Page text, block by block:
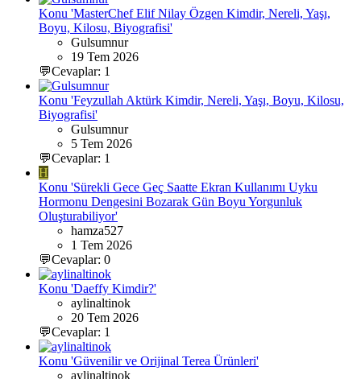
Konu 'MasterChef Elif Nilay Özgen Kimdir, Nereli, Yaşı,
Boyu, Kilosu, Biyografisi'
Gulsumnur
19 Tem 2026
💬Cevaplar: 1
Konu 'Feyzullah Aktürk Kimdir, Nereli, Yaşı, Boyu, Kilosu,
Biyografisi'
Gulsumnur
5 Tem 2026
💬Cevaplar: 1
H
Konu 'Sürekli Gece Geç Saatte Ekran Kullanımı Uyku
Hormonu Dengesini Bozarak Gün Boyu Yorgunluk
Oluşturabiliyor'
hamza527
1 Tem 2026
💬Cevaplar: 0
Konu 'Daeffy Kimdir?'
aylinaltinok
20 Tem 2026
💬Cevaplar: 1
Konu 'Güvenilir ve Orijinal Terea Ürünleri'
aylinaltinok